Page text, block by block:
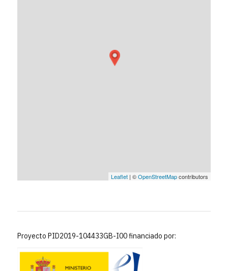
Leaflet | ©OpenStreetMapcontributors
Proyecto PID2019-104433GB-I00 financiado por: